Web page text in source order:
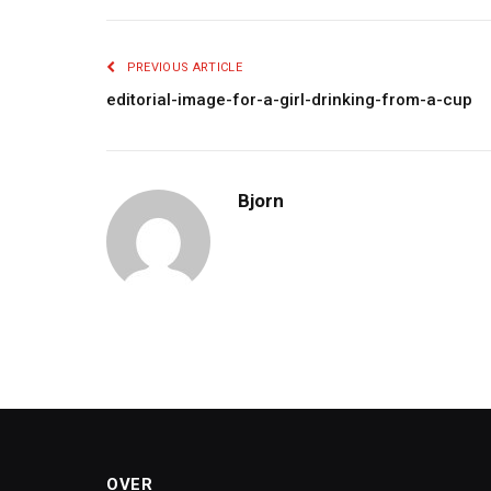
PREVIOUS ARTICLE
editorial-image-for-a-girl-drinking-from-a-cup
Bjorn
OVER